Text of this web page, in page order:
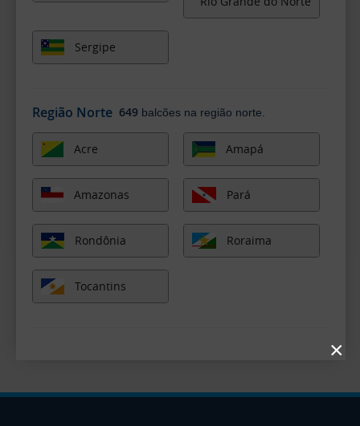
Sergipe
Região Norte 649balcões na região norte.
Acre Amapá
Amazonas Pará
Rondônia Roraima
Tocantins
×